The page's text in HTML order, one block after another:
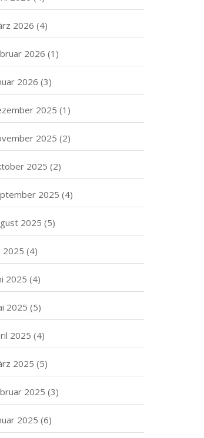
2026 (4)
2026 (1)
2026 (3)
2025 (1)
2025 (2)
2025 (2)
2025 (4)
2025 (5)
2025 (4)
2025 (4)
2025 (5)
2025 (4)
2025 (5)
2025 (3)
2025 (6)